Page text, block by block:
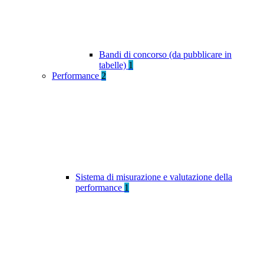
Bandi di concorso (da pubblicare in
tabelle) 1
Performance 2
Sistema di misurazione e valutazione della
performance 1